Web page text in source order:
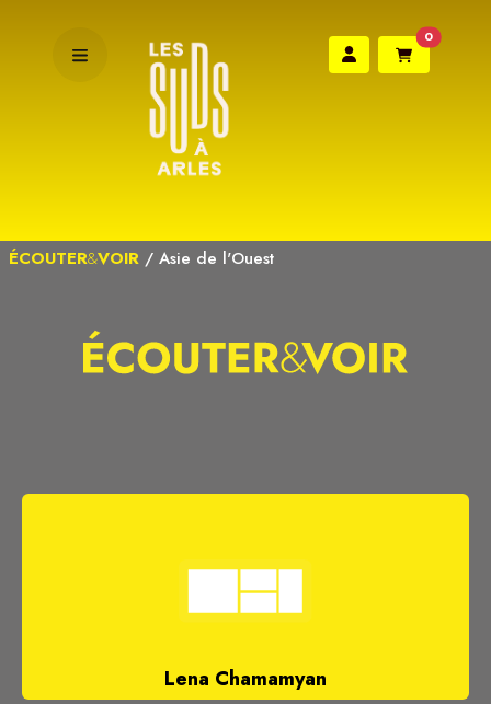
0
ÉCOUTER&VOIR / Asie de l'Ouest
Lena Chamamyan